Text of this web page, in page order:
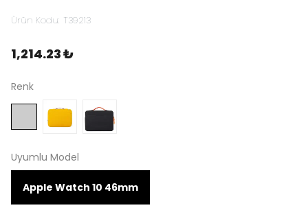
Ürün Kodu: T39213
1,214.23 ₺
Renk
Uyumlu Model
Apple Watch 10 46mm